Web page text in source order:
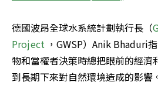
德國波昂全球水系統計劃執行長（
Project ，GWSP）Anik Bhaduri
物和當權者決策時總把眼前的經濟
到長期下來對自然環境造成的影響